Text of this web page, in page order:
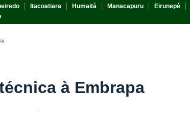
Itacoatiara Humaitá Manacapuru Eirunepé
à Embrapa